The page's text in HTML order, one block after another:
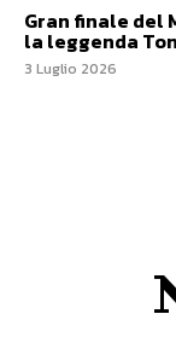
Gran finale del
la leggenda
3 Luglio 2026